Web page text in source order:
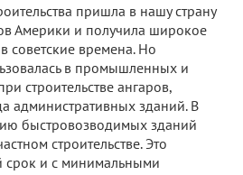
пришла в нашу страну
Америки и получила широкое
советские времена. Но
в промышленных и
строительстве ангаров,
административных зданий. В
быстровозводимых зданий
строительстве. Это
срок и с минимальными